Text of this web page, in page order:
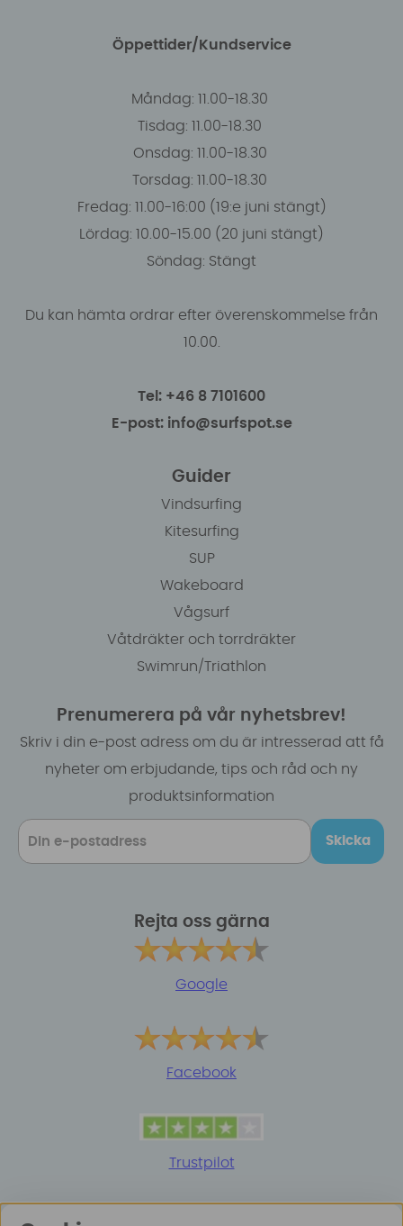
Öppettider/Kundservice
Måndag: 11.00-18.30
Tisdag: 11.00-18.30
Onsdag: 11.00-18.30
Torsdag: 11.00-18.30
Fredag: 11.00-16:00 (19:e juni stängt)
Lördag: 10.00-15.00 (20 juni stängt)
Söndag: Stängt
Du kan hämta ordrar efter överenskommelse från
10.00.
Tel: +46 8 7101600
E-post: info@surfspot.se
Guider
Vindsurfing
Kitesurfing
SUP
Wakeboard
Vågsurf
Våtdräkter och torrdräkter
Swimrun/Triathlon
Prenumerera på vår nyhetsbrev!
Skriv i din e-post adress om du är intresserad att få
nyheter om erbjudande, tips och råd och ny
produktsinformation
Skicka
Rejta oss gärna
Google
Facebook
Trustpilot